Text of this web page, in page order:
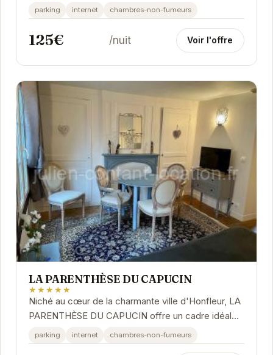
parking internet chambres-non-fumeurs
125€ /nuit Voir l'offre
LA PARENTHÈSE DU CAPUCIN
★★★★★
Niché au cœur de la charmante ville d'Honfleur, LA
PARENTHÈSE DU CAPUCIN offre un cadre idéal
pour une escapade relaxante. Avec son
atmosphère...
parking internet chambres-non-fumeurs